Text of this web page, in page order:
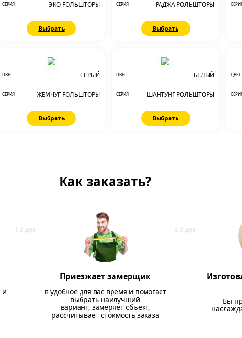
СЕРИЯ ЭКО РОЛЬШТОРЫ
Выбрать
СЕРИЯ РАДЖА РОЛЬШТОРЫ
Выбрать
ЦВЕТ СЕРЫЙ
СЕРИЯ ЖЕМЧУГ РОЛЬШТОРЫ
Выбрать
ЦВЕТ БЕЛЫЙ
СЕРИЯ ШАНТУНГ РОЛЬШТОРЫ
Выбрать
ЦВЕТ
Как заказать?
и
Приезжает замерщик
в удобное для вас время и помогает
выбрать наилучший
вариант, замеряет объект,
рассчитывает стоимость заказа
Вы